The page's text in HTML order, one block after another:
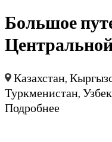
Большое
Казахстан,
Туркменистан,
Подробнее